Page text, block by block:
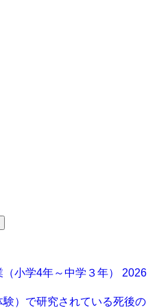
小学4年～中学３年） 2026
験）で研究されている死後の